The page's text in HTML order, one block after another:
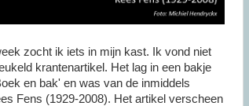
zocht ik iets in mijn kast. Ik vond niet
krantenartikel. Het lag in een bakje
en bak' en was van de inmiddels
Fens (1929-2008). Het artikel verscheen